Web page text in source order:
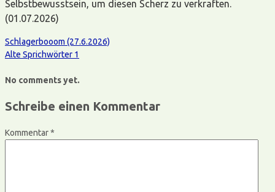
Selbstbewusstsein, um diesen Scherz zu verkraften.
(01.07.2026)
Schlagerbooom (27.6.2026)
Alte Sprichwörter 1
No comments yet.
Schreibe einen Kommentar
Kommentar*